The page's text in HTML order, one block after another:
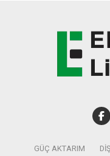
GÜÇ AKTARIM